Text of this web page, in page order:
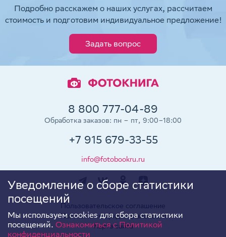
Подробно расскажем о наших услугах, рассчитаем
стоимость и подготовим индивидуальное предложение!
Задать вопрос
8 800 777-04-89
Обработка заказов: пн – пт, 9:00–18:00
+7 915 679-33-55
info@fotobookru.ru
Пользовательское соглашение
Политика конфиденциальности
Карта сайта
Уведомление о сборе статистики
посещений
Мы используем cookies для сбора статистики
посещений. Ознакомиться с Политикой
конфиденциальности